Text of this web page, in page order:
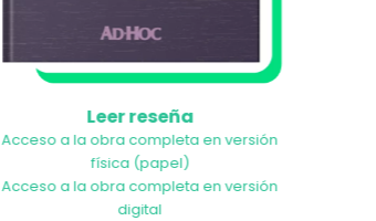
Leer reseña
Acceso a la obra completa en versión
física (papel)
Acceso a la obra completa en versión
digital